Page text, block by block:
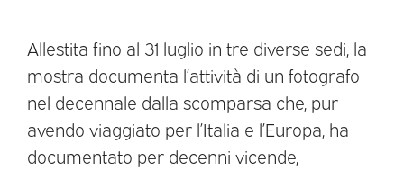
Allestita fino al 31 luglio in tre diverse sedi, la
mostra documenta l’attività di un fotografo
nel decennale dalla scomparsa che, pur
avendo viaggiato per l’Italia e l’Europa, ha
documentato per decenni vicende,